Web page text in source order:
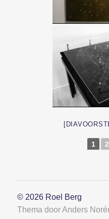
1 2
© 2026 Roel Berg
Thema doorAnders